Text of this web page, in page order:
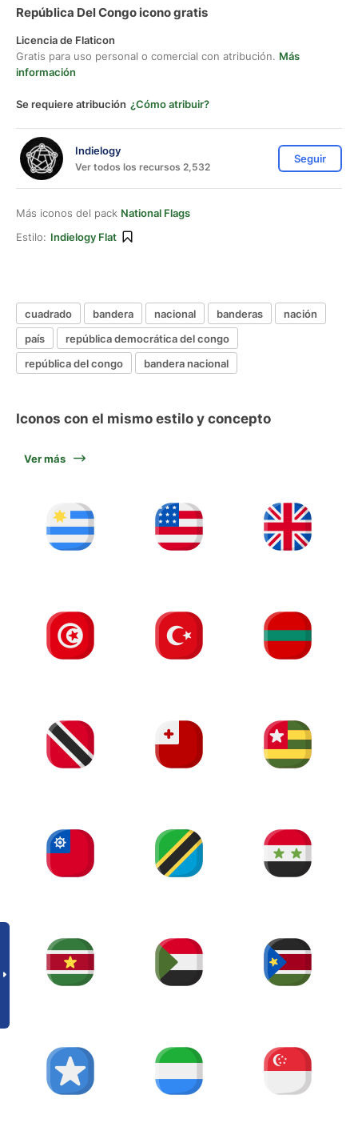
República Del Congo icono gratis
Licencia de Flaticon
Gratis para uso personal o comercial con atribución. Más
información
Se requiere atribución ¿Cómo atribuir?
Indielogy
Ver todos los recursos 2,532
Seguir
Más iconos del pack National Flags
Estilo: Indielogy Flat
cuadrado bandera nacional banderas
nación
país
república democrática del congo
república del congo
bandera nacional
Iconos con el mismo estilo y concepto
Ver más